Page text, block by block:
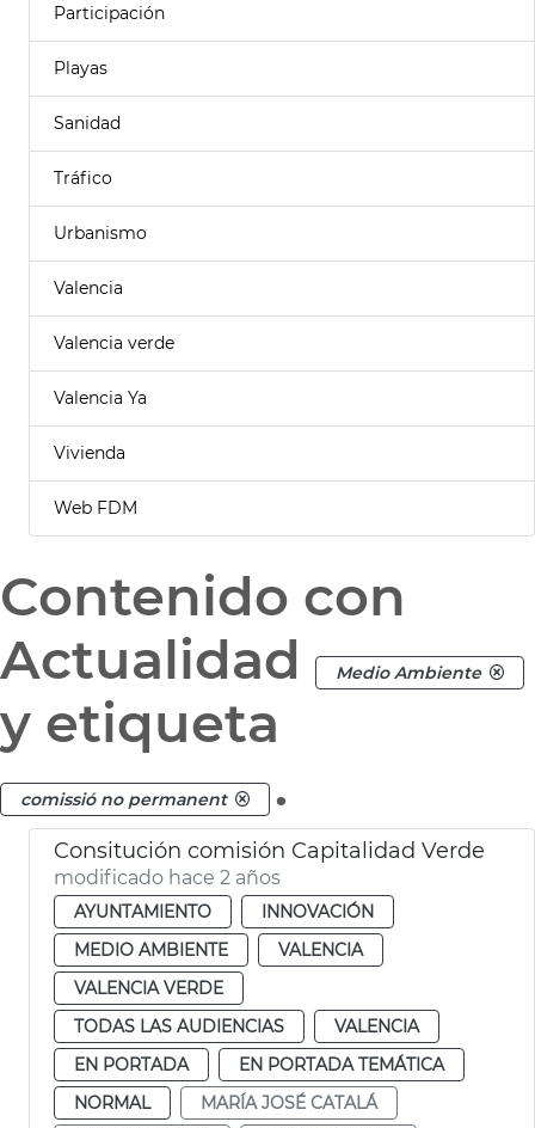
Participación
Playas
Sanidad
Tráfico
Urbanismo
Valencia
Valencia verde
Valencia Ya
Vivienda
Web FDM
Contenido con
Actualidad
Medio Ambiente
y etiqueta
comissió no permanent .
Consitución comisión Capitalidad Verde
modificado hace 2 años
AYUNTAMIENTO
INNOVACIÓN
MEDIO AMBIENTE
VALENCIA
VALENCIA VERDE
TODAS LAS AUDIENCIAS
VALENCIA
EN PORTADA
EN PORTADA TEMÁTICA
NORMAL
MARÍA JOSÉ CATALÁ